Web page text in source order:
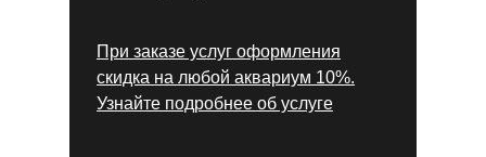
При заказе услуг оформления
скидка на любой аквариум 10%.
Узнайте подробнее об услуге